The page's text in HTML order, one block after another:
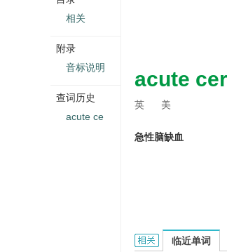
acute
英 美
急性脑缺血
Acute cerebral
临近单词
相关
附录
音标说明
查词历史
acute ce